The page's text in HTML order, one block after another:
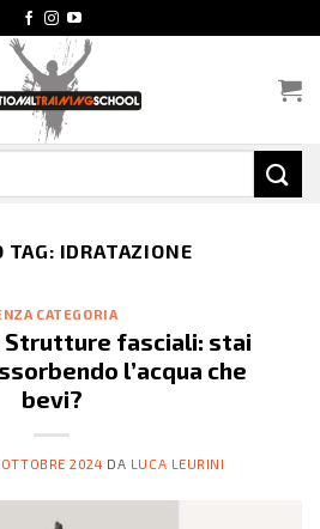
TAG: IDRATAZIONE
CATEGORIA
Strutture fasciali: stai
l’acqua che
bevi?
2024 DA LUCA LEURINI